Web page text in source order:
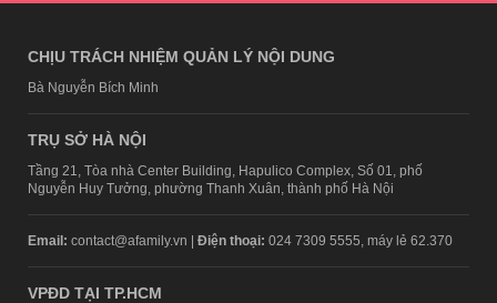
CHỊU TRÁCH NHIỆM QUẢN LÝ NỘI DUNG
Bà Nguyễn Bích Minh
TRỤ SỞ HÀ NỘI
Tầng 21, Tòa nhà Center Building, Hapulico Complex, Số 01, phố
Nguyễn Huy Tưởng, phường Thanh Xuân, thành phố Hà Nội
Email: contact@afamily.vn | Điện thoại: 024 7309 5555, máy lẻ 62.370
VPĐD TẠI TP.HCM